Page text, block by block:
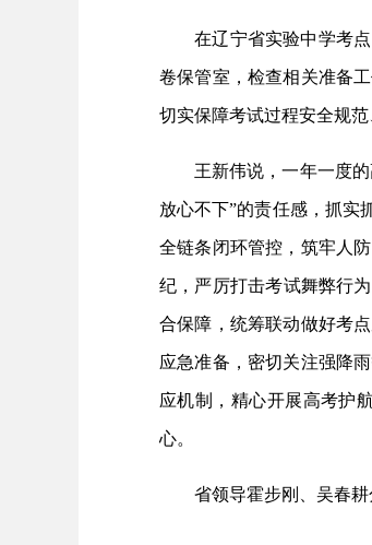
在辽宁省实验中学考点
卷保管室，检查相关准备
切实保障考试过程安全规范
王新伟说，一年一度的
放心不下”的责任感，抓实
全链条闭环管控，筑牢人
纪，严厉打击考试舞弊行
合保障，统筹联动做好考
应急准备，密切关注强降
应机制，精心开展高考护
心。
省领导霍步刚、吴春耕